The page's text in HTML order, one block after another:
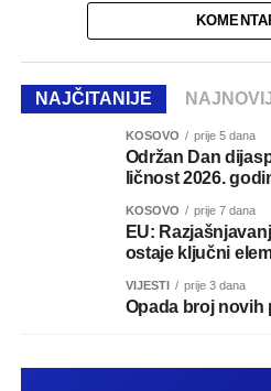
NAJČITANIJE
KOSOVO prije 5 dana
Održan Dan
ličnost 2026.
KOSOVO prije 7 dana
EU:
ostaje ključni
VIJESTI prije 3 dana
Opada broj novih